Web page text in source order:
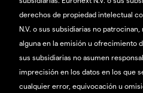
derechos de propiedad intelectual
N.V. o sus subsidiarias no
alguna en la emisión u ofrecimiento
sus subsidiarias no asumen
imprecisión en los datos en los que
cualquier error, equivocación u